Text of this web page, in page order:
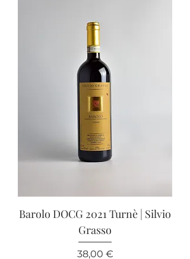
Barolo DOCG 2021 Turnè | Silvio
Grasso
Prezzo
38,00 €